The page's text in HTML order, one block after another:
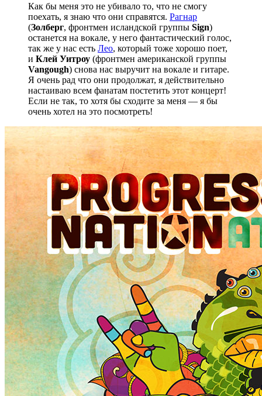
Как бы меня это не убивало то, что не смогу
поехать, я знаю что они справятся. Рагнар
(Золберг, фронтмен исландской группы Sign)
останется на вокале, у него фантастический голос,
так же у нас есть Лео, который тоже хорошо поет,
и Клей Уитроу (фронтмен американской группы
Vangough) снова нас выручит на вокале и гитаре.
Я очень рад что они продолжат, я действительно
настаиваю всем фанатам постетить этот концерт!
Если не так, то хотя бы сходите за меня — я бы
очень хотел на это посмотреть!